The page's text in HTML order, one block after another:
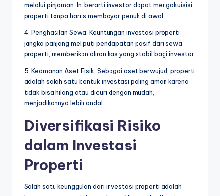
melalui pinjaman. Ini berarti investor dapat mengakuisisi
properti tanpa harus membayar penuh di awal.
4. Penghasilan Sewa: Keuntungan investasi properti
jangka panjang meliputi pendapatan pasif dari sewa
properti, memberikan aliran kas yang stabil bagi investor.
5. Keamanan Aset Fisik: Sebagai aset berwujud, properti
adalah salah satu bentuk investasi paling aman karena
tidak bisa hilang atau dicuri dengan mudah,
menjadikannya lebih andal.
Diversifikasi Risiko
dalam Investasi
Properti
Salah satu keunggulan dari investasi properti adalah